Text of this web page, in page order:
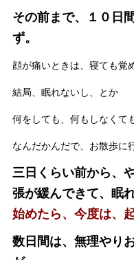
その前まで、１０日
ず。
顔が痛いときは、寝ても覚
結局、眠れないし、とか
何をしても、何もしなくて
なんだかんだで、お散歩に
三日くらい前から、
張が緩んできて、眠
始めたら、今度は、
数日間は、無理やり